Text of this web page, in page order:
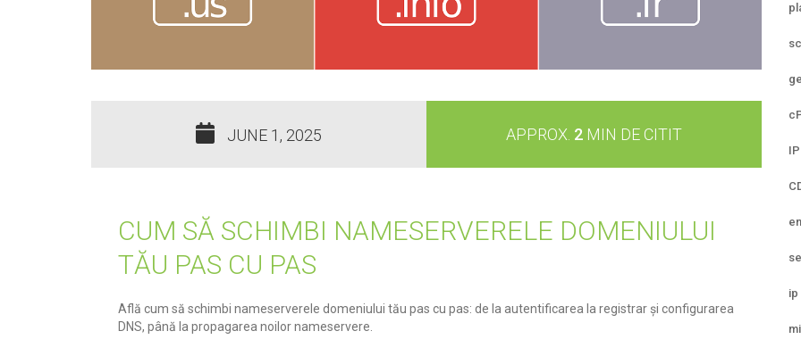
JUNE 1, 2025 APPROX. 2 MIN DE CITIT
CUM SĂ SCHIMBI NAMESERVERELE DOMENIULUI
TĂU PAS CU PAS
Află cum să schimbi nameserverele domeniului tău pas cu pas: de la autentificarea la registrar și configurarea
DNS, până la propagarea noilor nameservere.
ip